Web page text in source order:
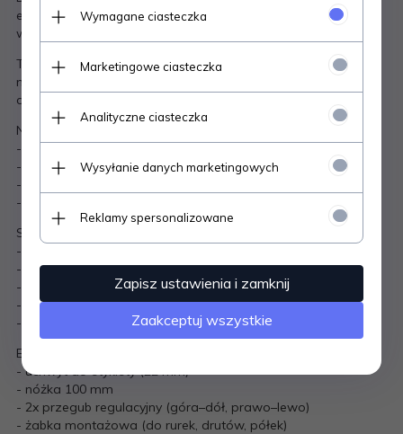
ekspozycji produktów, gdzie potrzebne jest lepsze
wyeksponowanie informacji cenowej.
Transparentna konstrukcja sprawia, że uchwyt jest niemal
niewidoczny, a uwaga klienta skupia się na prezentowanej
cenie lub informacji.
Najważniejsze zalety:
- idealny do cen, promocji i oznaczeń produktów
- wydłużona nóżka 100 mm – lepsza widoczność cenówki
- podwójny przegub – pełna regulacja ustawienia
- bezbarwne tworzywo – estetyczny i profesjonalny wygląd
Specyfikacja:
- szerokość uchwytu: 22 mm
- długość nóżki: 100 mm
- zakres wsuwania etykiety: 0,2 – 0,8 mm
- maksymalny zakres żabki: do 12 mm
- materiał: tworzywo transparentne
Elementy zestawu:
- uchwyt do etykiety (22 mm)
- nóżka 100 mm
- 2x przegub regulacyjny (góra–dół, prawo–lewo)
- żabka montażowa (do rurek, drutów, półek)
Wymagane ciasteczka
Marketingowe ciasteczka
Analityczne ciasteczka
Wysyłanie danych marketingowych
Reklamy spersonalizowane
Zapisz ustawienia i zamknij
Zaakceptuj wszystkie